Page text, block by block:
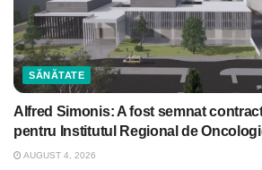
SĂNĂTATE
Alfred Simonis: A fost semnat
pentru Institutul Regional de
AUGUST 4, 2026